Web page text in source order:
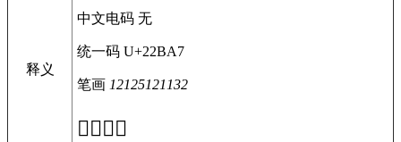
释义
中文电码 无
统一码 U+22BA7
笔画 12125121132
𢮧字概述